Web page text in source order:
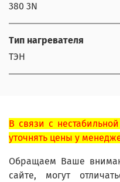
380 3N
Тип нагревателя
ТЭН
В связи с
уточнять цены у
Обращаем Ваше
сайте, могут